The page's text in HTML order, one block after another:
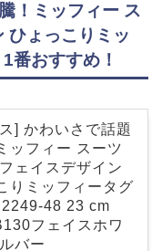
！ミッフィー ス
ひょっこりミッ
番おすすめ！
] かわいさで話題
ッフィー スーツ
ェイスデザイン
りミッフィータグ
48 23 cm
フェイスホワ
バー